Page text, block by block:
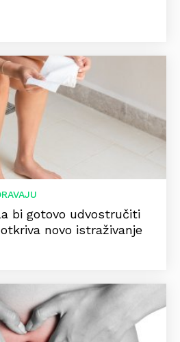
bi gotovo udvostručiti
novo istraživanje